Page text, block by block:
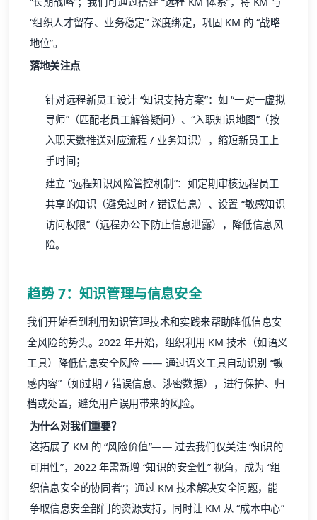
“组织人才留存、业务稳定” 深度绑定，巩固 KM 的 “战略
地位”。
落地关注点
针对远程新员工设计 “知识支持方案”：如 “一对一虚拟
导师”（匹配老员工解答疑问）、“入职知识地图”（按
入职天数推送对应流程 / 业务知识），缩短新员工上
手时间；
建立 “远程知识风险管控机制”：如定期审核远程员工
共享的知识（避免过时 / 错误信息）、设置 “敏感知识
访问权限”（远程办公下防止信息泄露），降低信息风
险。
趋势 7：知识管理与信息安全
我们开始看到利用知识管理技术和实践来帮助降低信息安
全风险的势头。2022 年开始，组织利用 KM 技术（如语义
工具）降低信息安全风险 —— 通过语义工具自动识别 “敏
感内容”（如过期 / 错误信息、涉密数据），进行保护、归
档或处置，避免用户误用带来的风险。
为什么对我们重要？
这拓展了 KM 的 “风险价值”—— 过去我们仅关注 “知识的
可用性”，2022 年需新增 “知识的安全性” 视角，成为 “组
织信息安全的协同者”；通过 KM 技术解决安全问题，能
争取信息安全部门的资源支持，同时让 KM 从 “成本中心”